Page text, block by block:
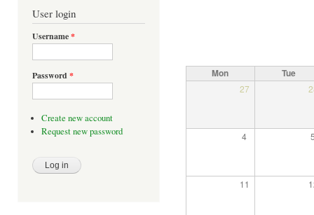
User login
Username*
Password *
Create new account
Request new password
Mon
Tue
27
4
11